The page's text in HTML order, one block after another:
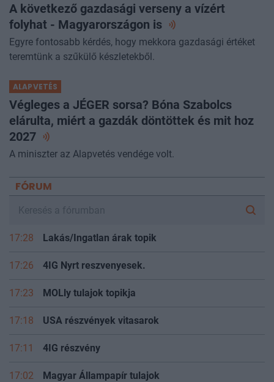
A következő gazdasági verseny a vízért
folyhat - Magyarországon is
Egyre fontosabb kérdés, hogy mekkora gazdasági értéket
teremtünk a szűkülő készletekből.
ALAPVETÉS
Végleges a JÉGER sorsa? Bóna Szabolcs
elárulta, miért a gazdák döntöttek és mit hoz
2027
A miniszter az Alapvetés vendége volt.
FÓRUM
17:28 Lakás/Ingatlan árak topik
17:26 4IG Nyrt reszvenyesek.
17:23 MOLly tulajok topikja
17:18 USA részvények vitasarok
17:11 4IG részvény
17:02 Magyar Állampapír tulajok